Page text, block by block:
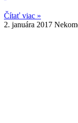
Čítať viac »
2. januára 2017